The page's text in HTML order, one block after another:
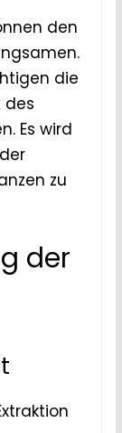
den
die
des
Es wird
zu
der